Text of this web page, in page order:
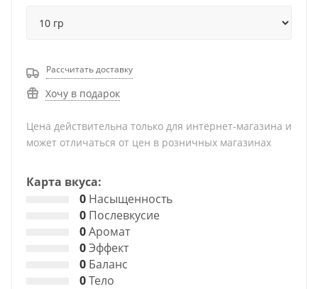
Рассчитать доставку
Хочу в подарок
Цена действительна только для интернет-магазина и
может отличаться от цен в розничных магазинах
Карта вкуса:
0 Насыщенность
0 Послевкусие
0Аромат
0Эффект
0 Баланс
0Тело